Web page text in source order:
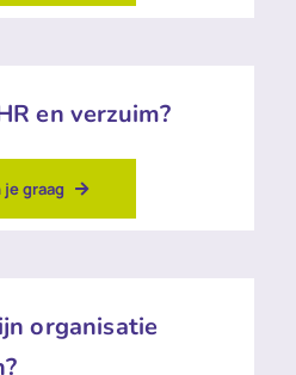
en verzuim?
graag
organisatie